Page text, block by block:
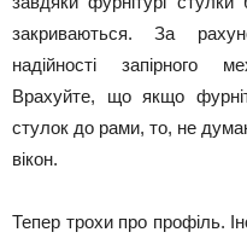
закриваються. За
надійності запірного
Врахуйте, що якщо
стулок до рами, то, не
вікон.
Тепер трохи про профіль.